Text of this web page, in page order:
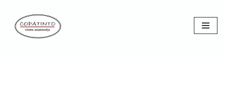
Skip